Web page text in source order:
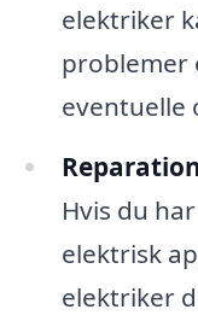
elektriker
problemer
eventuelle
Hvis du
elektrisk
elektriker